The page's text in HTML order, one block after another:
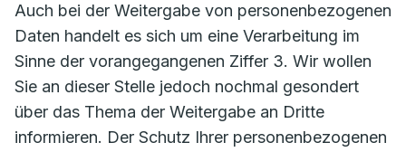
Auch bei der Weitergabe von personenbezogenen
Daten handelt es sich um eine Verarbeitung im
Sinne der vorangegangenen Ziffer 3. Wir wollen
Sie an dieser Stelle jedoch nochmal gesondert
über das Thema der Weitergabe an Dritte
informieren. Der Schutz Ihrer personenbezogenen